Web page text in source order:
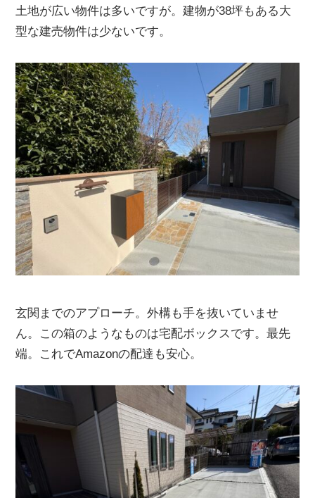
土地が広い物件は多いですが。建物が38坪もある大
型な建売物件は少ないです。
玄関までのアプローチ。外構も手を抜いていませ
ん。この箱のようなものは宅配ボックスです。最先
端。これでAmazonの配達も安心。